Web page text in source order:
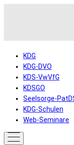
KDG
KDG-DVO
KDS-VwVfG
KDSGO
Seelsorge-
KDG-Schulen
Web-Seminare